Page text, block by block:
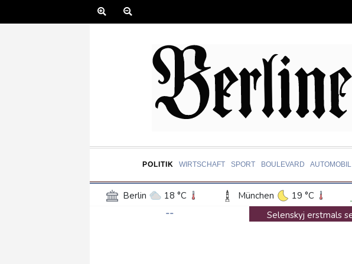
POLITIK WIRTSCHAFT SPORT BOULEVARD AUTOMOBIL
Berlin 18 °C München 19 °C
Frankfurt am Main
Potsdam
--
Selenskyj erstmals
Trump macht